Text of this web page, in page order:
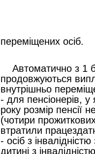
переміщених осіб.
Автоматично з 1
продовжуються
внутрішньо
- для пенсіонерів,
року розмір пенсії
(чотири
втратили
- осіб з
дитині з